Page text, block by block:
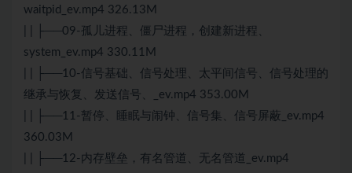
waitpid_ev.mp4 326.13M
| | ├──09-孤儿进程、僵尸进程，创建新进程、
system_ev.mp4 330.11M
| | ├──10-信号基础、信号处理、太平间信号、信号处理的
继承与恢复、发送信号、_ev.mp4 353.00M
| | ├──11-暂停、睡眠与闹钟、信号集、信号屏蔽_ev.mp4
360.03M
| | ├──12-内存壁垒，有名管道、无名管道_ev.mp4